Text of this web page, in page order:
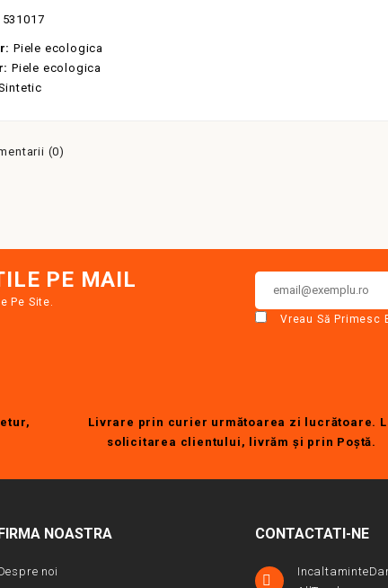
531017
Piele ecologica
Piele ecologica
(0)
PE MAIL
Pe Site.
Vreau Să Primesc
Livrare prin curier următoarea zi lucrătoare.
solicitarea clientului, livrăm şi prin Poştă.
NOASTRA
noi
CONTACTATI-NE
